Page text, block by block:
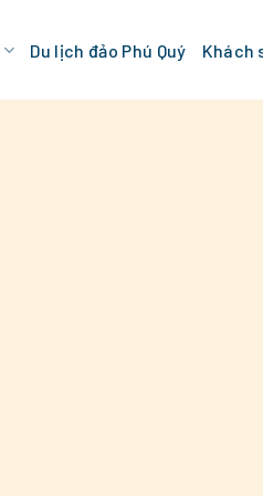
Du lịch đảo Phú Quý Khách